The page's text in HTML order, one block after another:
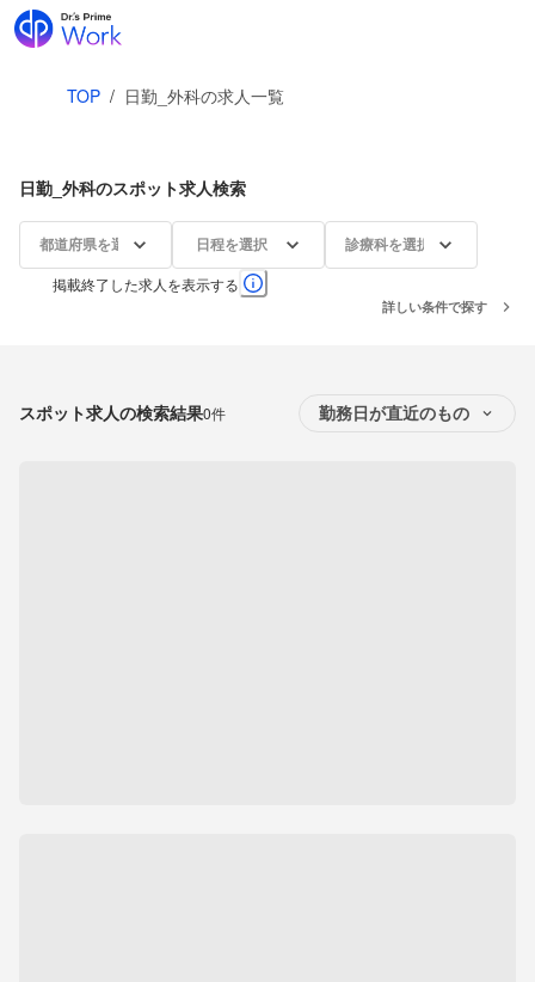
TOP / 日勤_外科の求人一覧
日勤_外科のスポット求人検索
都道府県を選択 日程を選択 診療科を選択
掲載終了した求人を表示する
詳しい条件で探す
スポット求人の検索結果0件 勤務日が直近のもの